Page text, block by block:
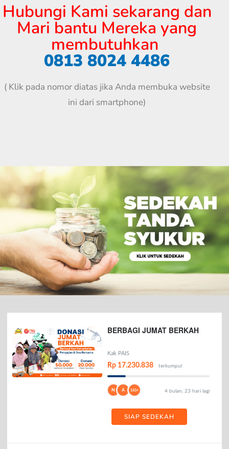
Hubungi Kami sekarang dan
Mari bantu Mereka yang
membutuhkan
0813 8024 4486
( Klik pada nomor diatas jika Anda membuka website
ini dari smartphone)
BERBAGI JUMAT BERKAH
Kak PAIS
Rp 17.230.838 terkumpul
N A 143+ 4 bulan, 23 hari lagi
SIAP SEDEKAH